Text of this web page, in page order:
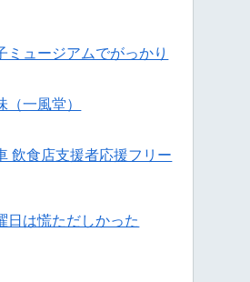
ミュージアムでがっかり
（一風堂）
飲食店支援者応援フリー
日は慌ただしかった